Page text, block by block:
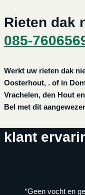
Rieten dak
085-
Werkt uw rieten dak
Oosterhout, . of in
Vrachelen, den Hout
Bel met dit
klant
“Geen vocht en